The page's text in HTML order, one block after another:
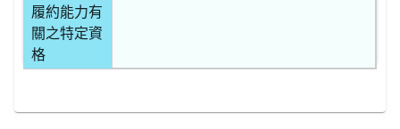
履約能力有
關之特定資
格